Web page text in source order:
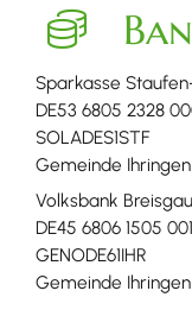
Sparkasse
DE53 6805 2328
SOLADES1STF
Gemeinde Ihringen
Volksbank
DE45 6806 1505
GENODE61IHR
Gemeinde Ihringen